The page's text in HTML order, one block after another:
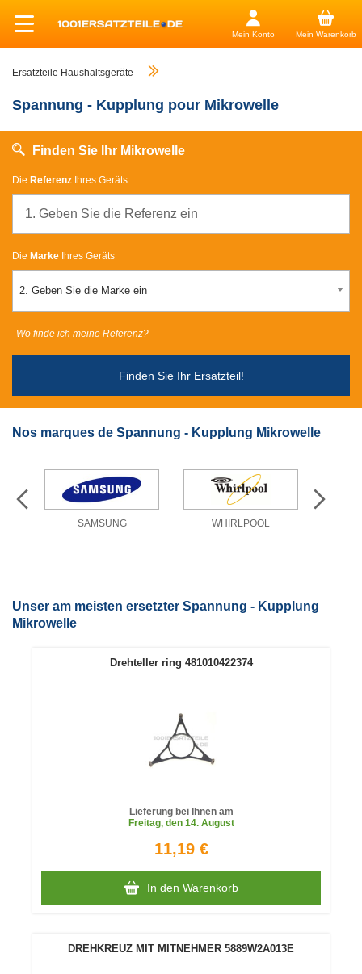
Mein Konto Mein Warenkorb
Ersatzteile Haushaltsgeräte
Spannung - Kupplung pour Mikrowelle
Finden Sie Ihr Mikrowelle
Die Referenz Ihres Geräts
Die Marke Ihres Geräts
2. Geben Sie die Marke ein
Finden Sie Ihr Ersatzteil!
Wo finde ich meine Referenz?
Nos marques de Spannung - Kupplung Mikrowelle
SAMSUNG WHIRLPOOL
Unser am meisten ersetzter Spannung - Kupplung
Mikrowelle
Drehteller ring 481010422374
Lieferung bei Ihnen am
Freitag, den 14. August
11,19 €
In den Warenkorb
DREHKREUZ MIT MITNEHMER 5889W2A013E